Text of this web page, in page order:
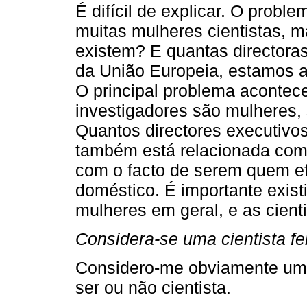
É difícil de explicar. O
muitas mulheres cientistas,
existem? E quantas
da União Europeia, estamos
O principal problema
investigadores são
Quantos directores
também está relacionada
com o facto de serem quem
doméstico. É importante
mulheres em geral, e as
Considera-se uma cientista
Considero-me obviamente
ser ou não cientista.